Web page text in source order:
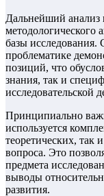
Дальнейший анализ
методологического
базы исследования.
проблематике
позиций, что
знания, так и
исследовательской
Принципиально
используется
теоретических, так
вопроса. Это
предмета
выводы
развития.